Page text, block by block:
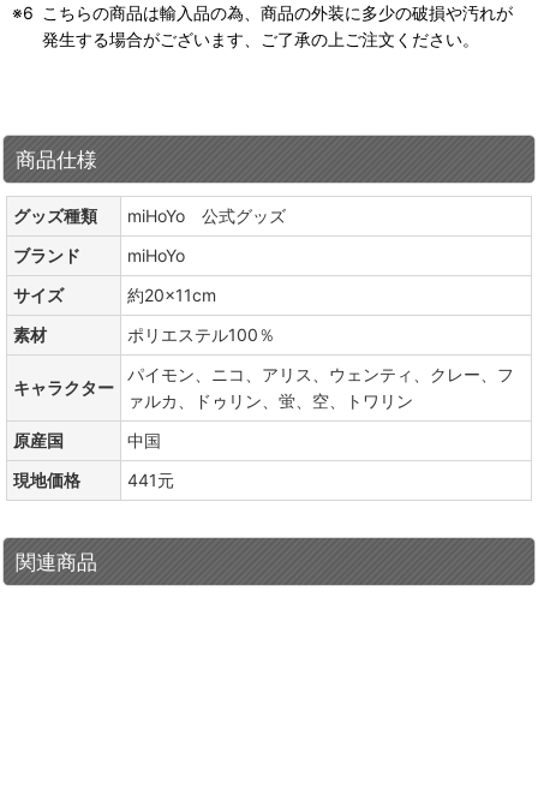
こちらの商品は輸入品の為、商品の外装に多少の破損や汚れが
発生する場合がございます、ご了承の上ご注文ください。
商品仕様
グッズ種類
miHoYo 公式グッズ
ブランド
miHoYo
サイズ
約20×11cm
素材
ポリエステル100％
キャラクター
パイモン、ニコ、アリス、ウェンティ、クレー、フ
ァルカ、ドゥリン、蛍、空、トワリン
原産国
中国
現地価格
441元
関連商品